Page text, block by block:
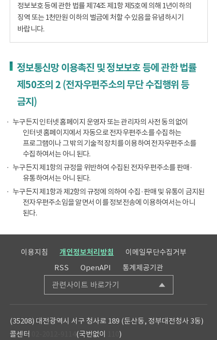
정보보호 등에 관한 법률 제74조 제1항 제5호에 의해 1년이하의
징역 또는 1천만원 이하의 벌금에 처할 수 있음을 유념하시기
바랍니다.
정보통신망 이용촉진 및 정보보호 등에 관한 법률
제50조의 2 (전자우편주소의 무단 수집행위 등
금지)
누구든지 인터넷 홈페이지 운영자 또는 관리자의 사전 동의 없이
인터넷 홈페이지에서 자동으로 전자우편주소를 수집하는
프로그램이나 그 밖의 기술적 장치를 이용하여 전자우편주소를
수집하여서는 아니 된다.
누구든지 제1항의 규정을 위반하여 수집된 전자우편주소를 판매·
유통하여서는 아니 된다.
누구든지 제1항과 제2항의 규정에 의하여 수집·판매 및 유통이 금지된
전자우편주소임을 알면서 이를 정보전송에 이용하여서는 아니
된다.
이용지침 개인정보처리방침
이메일무단수집거부
RSS
OpenAPI 통계제공기관
관련사이트 바로가기
(35208) 대전광역시 서구 청사로 189 (둔산동, 정부대전청사 3동)
콜센터
(국번없이 )